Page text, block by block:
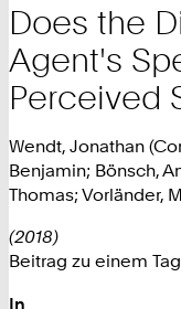
Does the
Agent's
Perceived
Wendt, Jonathan
Benjamin; Bönsch,
Thomas; Vorländer,
(2018)
Beitrag zu einem
In